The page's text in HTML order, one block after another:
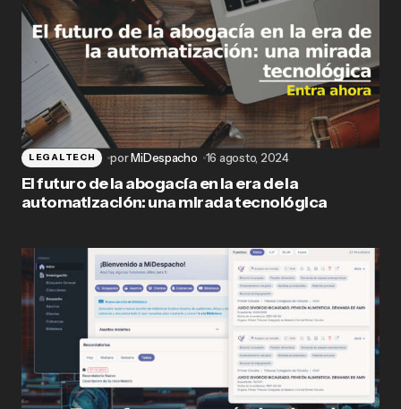
LEGALTECH porMiDespacho 16 agosto, 2024
El futuro de la abogacía en la era de la
automatización: una mirada tecnológica